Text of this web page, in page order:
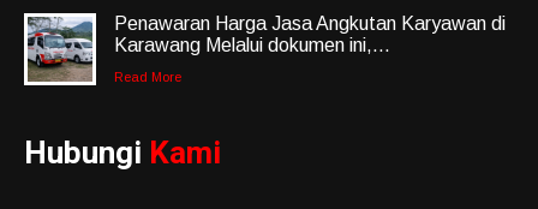
Penawaran Harga Jasa Angkutan Karyawan di
Karawang Melalui dokumen ini,...
Read More
Hubungi Kami